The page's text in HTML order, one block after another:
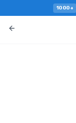
1000+